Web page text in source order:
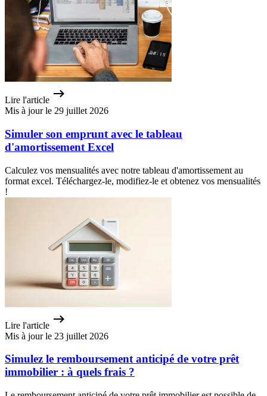
Lire l'article
Mis à jour le 29 juillet 2026
Simuler son emprunt avec le tableau
d'amortissement Excel
Calculez vos mensualités avec notre tableau d'amortissement au
format excel. Téléchargez-le, modifiez-le et obtenez vos mensualités
!
Lire l'article
Mis à jour le 23 juillet 2026
Simulez le remboursement anticipé de votre prêt
immobilier : à quels frais ?